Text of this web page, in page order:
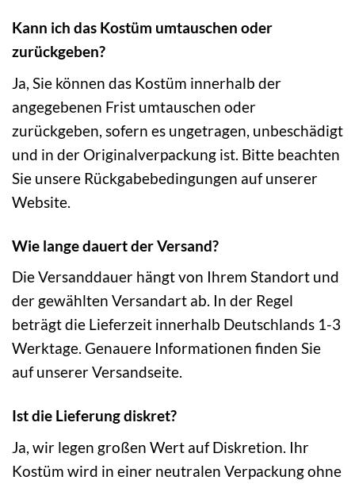
Kann ich das Kostüm umtauschen oder
zurückgeben?
Ja, Sie können das Kostüm innerhalb der
angegebenen Frist umtauschen oder
zurückgeben, sofern es ungetragen, unbeschädigt
und in der Originalverpackung ist. Bitte beachten
Sie unsere Rückgabebedingungen auf unserer
Website.
Wie lange dauert der Versand?
Die Versanddauer hängt von Ihrem Standort und
der gewählten Versandart ab. In der Regel
beträgt die Lieferzeit innerhalb Deutschlands 1-3
Werktage. Genauere Informationen finden Sie
auf unserer Versandseite.
Ist die Lieferung diskret?
Ja, wir legen großen Wert auf Diskretion. Ihr
Kostüm wird in einer neutralen Verpackung ohne